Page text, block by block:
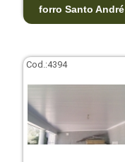
forro Santo André
Cod.:4394